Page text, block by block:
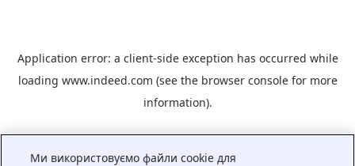
Application error: a client-side exception has occurred while
loading www.indeed.com (see the browser consolefor more
information).
Ми використовуємо файли cookie для